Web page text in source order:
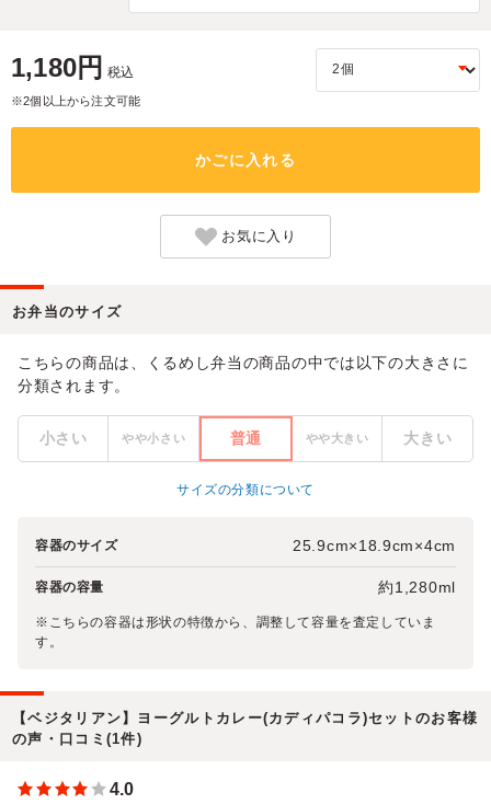
1,180円 税込
※2個以上から注文可能
かごに入れる
お気に入り
お弁当のサイズ
こちらの商品は、くるめし弁当の商品の中では以下の大きさに
分類されます。
小さい やや小さい 普通 やや大きい 大きい
サイズの分類について
容器のサイズ 25.9cm×18.9cm×4cm
容器の容量 約1,280ml
※こちらの容器は形状の特徴から、調整して容量を査定していま
す。
【ベジタリアン】ヨーグルトカレー(カディパコラ)セットのお客様
の声・口コミ(1件)
4.0